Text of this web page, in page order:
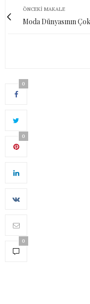
ÖNCEKI MAKALE
Moda Dünyasının
0
0
0